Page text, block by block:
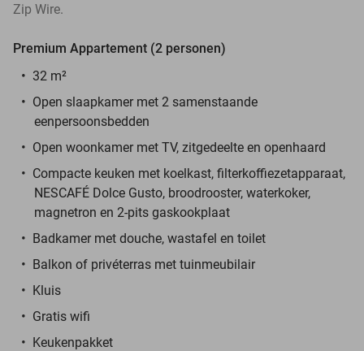
Zip Wire.
Premium Appartement (2 personen)
32 m²
Open slaapkamermet 2 samenstaande
eenpersoonsbedden
Open woonkamer met TV, zitgedeelte en openhaard
Compacte keuken met koelkast, filterkoffiezetapparaat,
NESCAFÉ Dolce Gusto, broodrooster, waterkoker,
magnetron en 2-pits gaskookplaat
Badkamer met douche, wastafel en toilet
Balkon of privéterras met tuinmeubilair
Kluis
Gratis wifi
Keukenpakket